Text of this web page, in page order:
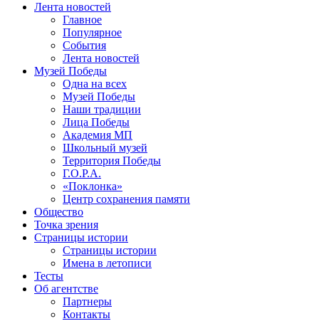
Лента новостей
Главное
Популярное
События
Лента новостей
Музей Победы
Одна на всех
Музей Победы
Наши традиции
Лица Победы
Академия МП
Школьный музей
Территория Победы
Г.О.Р.А.
«Поклонка»
Центр сохранения памяти
Общество
Точка зрения
Страницы истории
Страницы истории
Имена в летописи
Тесты
Об агентстве
Партнеры
Контакты